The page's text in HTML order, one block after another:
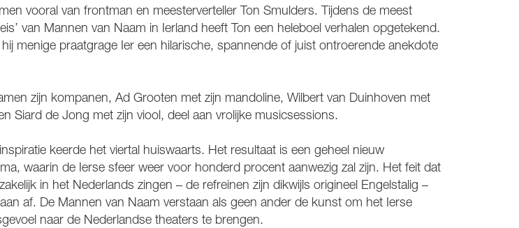
vooral van frontman en meesterverteller Ton Smulders. Tijdens de meest
van Mannen van Naam in Ierland heeft Ton een heleboel verhalen opgetekend.
menige praatgrage Ier een hilarische, spannende of juist ontroerende anekdote
zijn kompanen, Ad Grooten met zijn mandoline, Wilbert van Duinhoven met
Siard de Jong met zijn viool, deel aan vrolijke musicsessions.
keerde het viertal huiswaarts. Het resultaat is een geheel nieuw
waarin de Ierse sfeer weer voor honderd procent aanwezig zal zijn. Het feit dat
in het Nederlands zingen – de refreinen zijn dikwijls origineel Engelstalig –
af. De Mannen van Naam verstaan als geen ander de kunst om het Ierse
naar de Nederlandse theaters te brengen.